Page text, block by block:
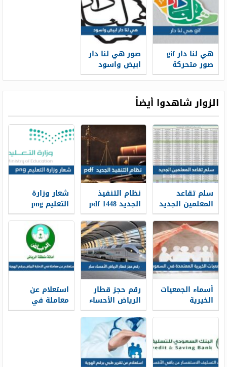
هي لنا دار gif
صور متحركة
لليوم الوطني
صور هي لنا دار
ابيض واسود
png
الزوار شاهدوا أيضاً
سلم تقاعد
المعلمين الجديد
1448
نظام التنفيذ
الجديد 1448 pdf
شعار وزارة
التعليم png
الجديد 1448
أسماء الجمعيات
الخيرية
المعتمدة في
السعودية
رقم حجز قطار
الرياض الأحساء
سار محطة
القطار الموحد
1448
استعلام عن
معاملة في
الامارة الرياض